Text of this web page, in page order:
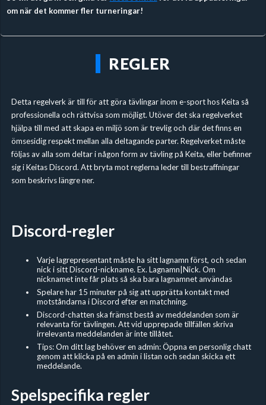
om när det kommer fler turneringar!
REGLER
Detta regelverk är till för att göra tävlingar inom e-sport hos Keita så
professionella och rättvisa som möjligt. Utöver det ska regelverket
hjälpa till med att skapa en miljö som är trevlig och där det finns en
ömsesidig respekt mellan alla deltagande parter. Regelverket måste
följas av alla som deltar i någon form av tävling på Keita, eller befinner
sig i Keitas Discord. Att bryta mot reglerna leder till bestraffningar
som beskrivs längre ner.
Discord-regler
Varje lagrepresentant måste ha sitt lagnamn först, och sedan
nick i sitt Discord-nickname. Ex. Lagnamn|Nick. Om
nicknamet inte får plats så ska bara lagnamnet användas
Spelare har 15 minuter på sig att upprätta kontakt med
motståndarna i Discord efter en matchning.
Discord-chatten ska främst bestå av meddelanden som är
relevanta för tävlingen. Att vid upprepade tillfällen skriva
irrelevanta meddelanden är inte tillåtet.
Tips: Om ditt lag behöver en admin: Öppna en personlig chatt
genom att klicka på en admin i listan och sedan skicka ett
meddelande.
Spelspecifika regler